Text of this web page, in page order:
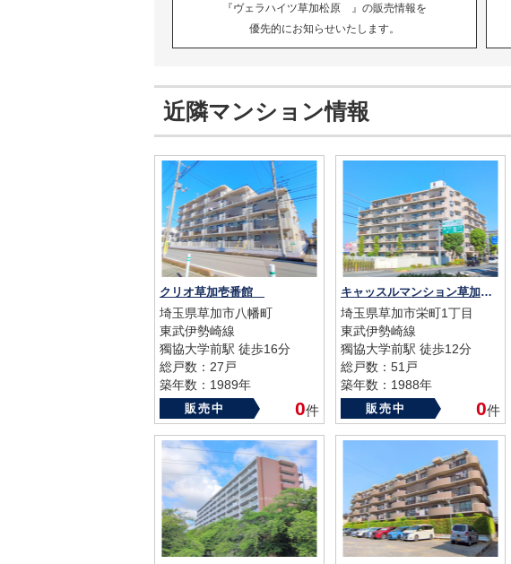
『ヴェラハイツ草加松原 』の販売情報を
優先的にお知らせいたします。
近隣マンション情報
クリオ草加壱番館
埼玉県草加市八幡町
東武伊勢崎線
獨協大学前駅 徒歩16分
総戸数：27戸
築年数：1989年
販売中 0件
キャッスルマンション草加松原
埼玉県草加市栄町1丁目
東武伊勢崎線
獨協大学前駅 徒歩12分
総戸数：51戸
築年数：1988年
販売中 0件